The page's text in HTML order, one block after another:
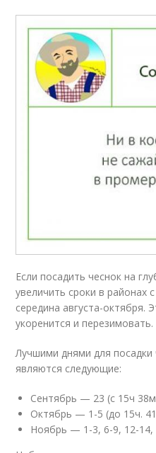
Если посадить чеснок на
увеличить сроки в
середина августа-октября.
укоренится и перезимовать.
Лучшими днями для посадки
являются следующие:
Сентябрь — 23 (с 15ч
Октябрь — 1-5 (до 15ч.
Ноябрь — 1-3, 6-9, 12-